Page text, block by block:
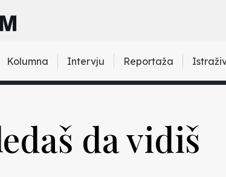
Kolumna Intervju Reportaža
da vidiš